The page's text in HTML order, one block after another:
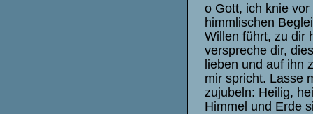
o Gott, ich knie
himmlischen
Willen führt, zu dir
verspreche dir,
lieben und auf ihn
mir spricht. Lasse
zujubeln: Heilig,
Himmel und Erde